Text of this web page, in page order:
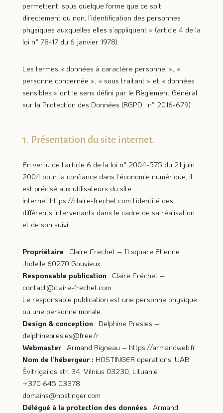
permettent, sous quelque forme que ce soit,
directement ou non, l’identification des personnes
physiques auxquelles elles s’appliquent » (article 4 de la
loi n° 78-17 du 6 janvier 1978).
Les termes « données à caractère personnel », «
personne concernée », « sous traitant » et « données
sensibles » ont le sens défini par le Règlement Général
sur la Protection des Données (RGPD : n° 2016-679)
1. Présentation du site internet.
En vertu de l’article 6 de la loi n° 2004-575 du 21 juin
2004 pour la confiance dans l’économie numérique, il
est précisé aux utilisateurs du site
internet https://claire-frechet.com l’identité des
différents intervenants dans le cadre de sa réalisation
et de son suivi:
Propriétaire : Claire Frechet – 11 square Etienne
Jodelle 60270 Gouvieux
Responsable publication : Claire Fréchet –
contact@claire-frechet.com
Le responsable publication est une personne physique
ou une personne morale.
Design & conception : Delphine Presles –
delphinepresles@free.fr
Webmaster: Armand Rigneau – https://armandweb.fr
Nom de l’hébergeur : HOSTINGER operations, UAB
Švitrigailos str. 34, Vilnius 03230, Lituanie
+370 645 03378
domains@hostinger.com
Délégué à la protection des données : Armand